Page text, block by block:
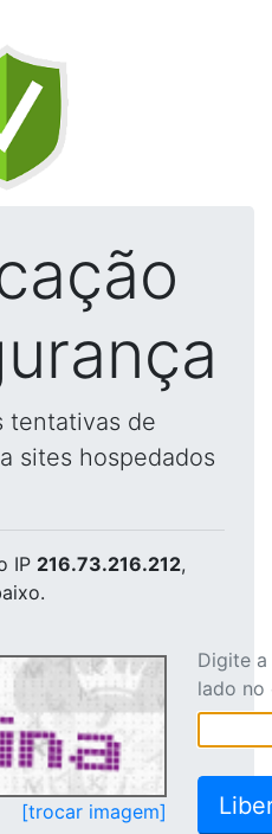
tentativas de
sites hospedados
IP 216.73.216.212,
[trocar imagem]
Digite
lado no